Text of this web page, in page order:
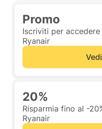
Promo
Iscriviti per
Ryanair
20%
Risparmia fino al -
Ryanair